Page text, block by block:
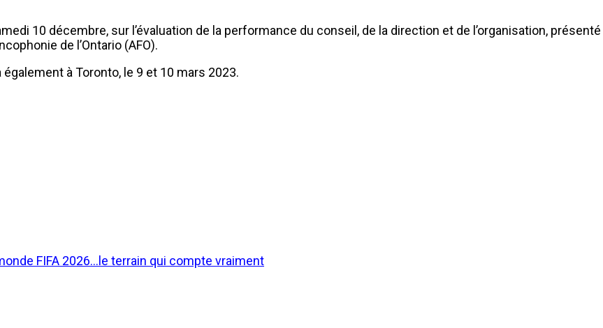
10 décembre, sur l’évaluation de la performance du conseil, de la direction et de l’organisation, présenté
de l’Ontario (AFO).
à Toronto, le 9 et 10 mars 2023.
FIFA 2026…le terrain qui compte vraiment